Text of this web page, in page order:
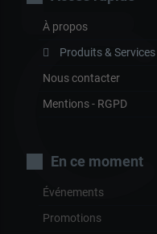
À propos
Produits & Services
Nous contacter
Mentions - RGPD
En ce moment
Événements
Promotions